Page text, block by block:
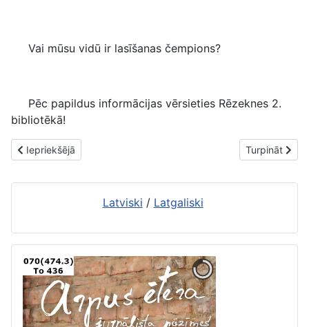
Vai mūsu vidū ir lasīšanas čempions?
Pēc papildus informācijas vērsieties Rēzeknes 2.
bibliotēkā!
Iepriekšējais raksts: Maltā izvēlēti “Nacionālās skaļās lasīšanas
Iepriekšējā Nākamais
Turpināt
Latviski / Latgaliski